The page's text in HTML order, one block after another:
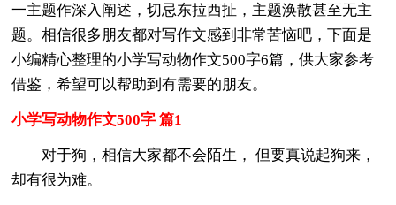
一主题作深入阐述，切忌东拉西扯，主题涣散甚至无主
题。相信很多朋友都对写作文感到非常苦恼吧，下面是
小编精心整理的小学写动物作文500字6篇，供大家参考
借鉴，希望可以帮助到有需要的朋友。
小学写动物作文500字 篇1
对于狗，相信大家都不会陌生， 但要真说起狗来，
却有很为难。